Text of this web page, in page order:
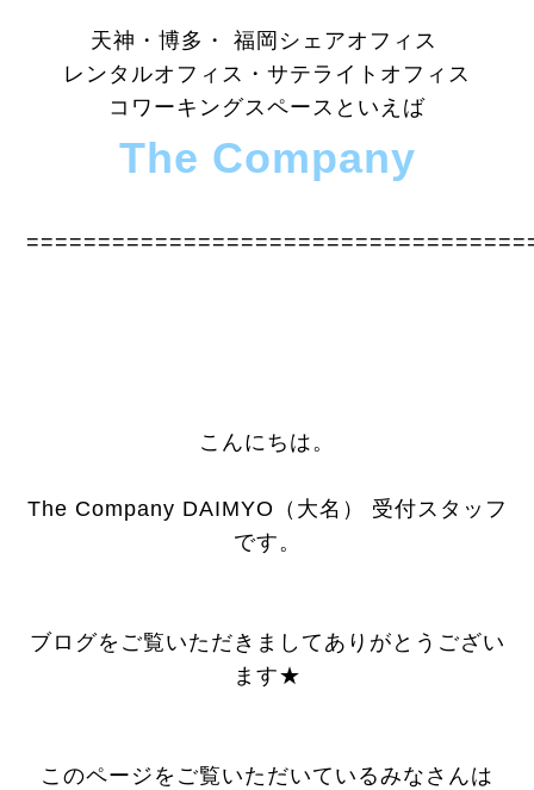
天神・博多・ 福岡シェアオフィス
レンタルオフィス・サテライトオフィス
コワーキングスペースといえば
The Company
こんにちは。
The Company DAIMYO（大名） 受付スタッフ
です。
ブログをご覧いただきましてありがとうござい
ます★
このページをご覧いただいているみなさんは